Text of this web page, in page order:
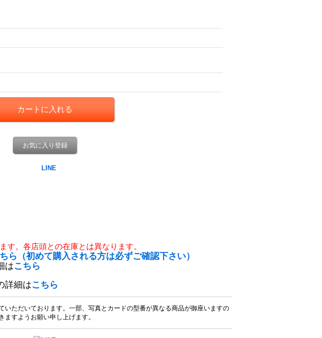
お気に入り登録
。各店頭との在庫とは異なります。
ら（初めて購入される方は必ずご確認下さい）
はこちら
詳細はこちら
ただいております。一部、写真とカードの型番が異なる商品が御座いますの
すようお願い申し上げます。